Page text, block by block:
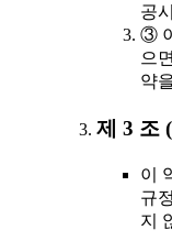
공
③
으
약
제 3 조
이
규
지